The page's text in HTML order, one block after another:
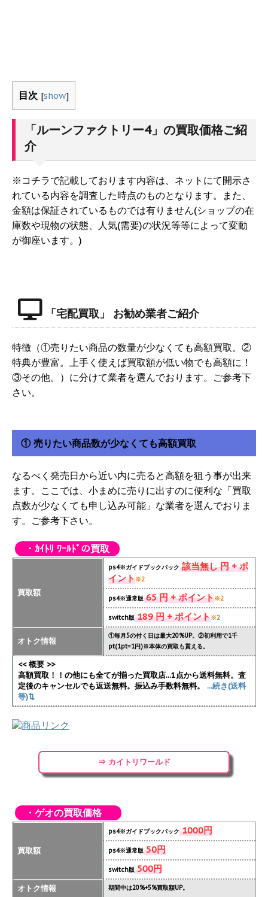
目次 [show]
「ルーンファクトリー4」の買取価格ご紹
介
※コチラで記載しております内容は、ネットにて開示さ
れている内容を調査した時点のものとなります。また、
金額は保証されているものでは有りません(ショップの在
庫数や現物の状態、人気(需要)の状況等等によって変動
が御座います。)
「宅配買取」 お勧め業者ご紹介
特徴（①売りたい商品の数量が少なくても高額買取。②
特典が豊富。上手く使えば買取額が低い物でも高額に！
③その他。）に分けて業者を選んでおります。ご参考下
さい。
① 売りたい商品数が少なくても高額買取
なるべく発売日から近い内に売ると高額を狙う事が出来
ます。ここでは、小まめに売りに出すのに便利な「買取
点数が少なくても申し込み可能」な業者を選んでおりま
す。ご参考下さい。
・ｶｲﾄﾘ ﾜｰﾙﾄﾞの買取
買取額
ps4※ガイドブックパック該当無し 円 + ポ
イント※2
ps4※通常版65 円 + ポイント※2
switch版189 円 + ポイント※2
オトク情報
①毎月5の付く日は最大20%UP。②初利用で1千
pt(1pt=1円)※本体の買取も貰える。
<< 概要 >>
高額買取！！の他にも全てが揃った買取店...1点から送料無料。査
定後のキャンセルでも返送無料。振込み手数料無料。
...続き(送料
等)⇅
⇒ カイトリワールド
・ゲオの買取価格
買取額
ps4※ガイドブックパック1000円
ps4※通常版50円
switch版500円
オトク情報 期間中は20%+5%買取額UP。